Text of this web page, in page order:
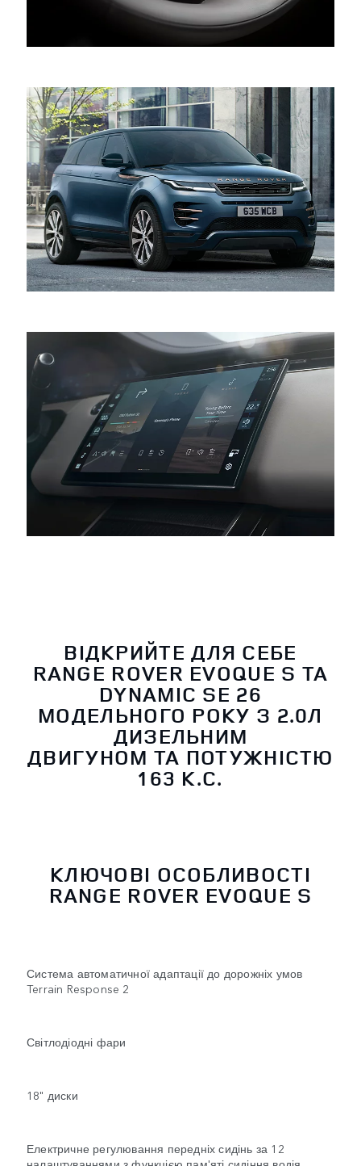
ВІДКРИЙТЕ ДЛЯ СЕБЕ
RANGE ROVER EVOQUE S ТА
DYNAMIC SE 26
МОДЕЛЬНОГО РОКУ З 2.0Л
ДИЗЕЛЬНИМ
ДВИГУНОМ ТА ПОТУЖНІСТЮ
163 К.С.
КЛЮЧОВІ ОСОБЛИВОСТІ
RANGE ROVER EVOQUE S
Система автоматичної адаптації до дорожніх умов
Terrain Response 2
Світлодіодні фари
18" диски
Електричне регулювання передніх сидінь за 12